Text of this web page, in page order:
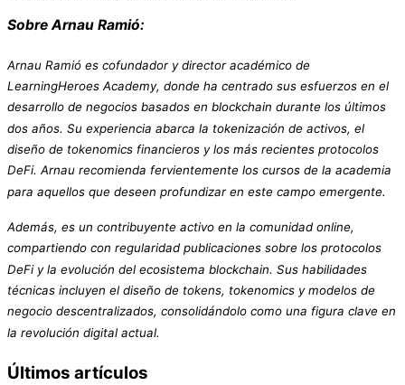
Sobre Arnau Ramió:
Arnau Ramió es cofundador y director académico de
LearningHeroes Academy, donde ha centrado sus esfuerzos en el
desarrollo de negocios basados en blockchain durante los últimos
dos años. Su experiencia abarca la tokenización de activos, el
diseño de tokenomics financieros y los más recientes protocolos
DeFi. Arnau recomienda fervientemente los cursos de la academia
para aquellos que deseen profundizar en este campo emergente.
Además, es un contribuyente activo en la comunidad online,
compartiendo con regularidad publicaciones sobre los protocolos
DeFi y la evolución del ecosistema blockchain. Sus habilidades
técnicas incluyen el diseño de tokens, tokenomics y modelos de
negocio descentralizados, consolidándolo como una figura clave en
la revolución digital actual.
Últimos artículos